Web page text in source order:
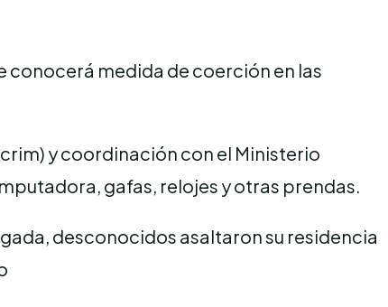
conocerá medida de coerción en las
y coordinación con el Ministerio
gafas, relojes y otras prendas.
desconocidos asaltaron su residencia